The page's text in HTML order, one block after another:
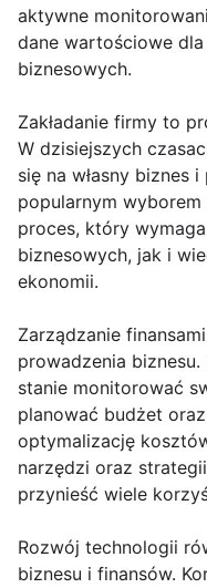
aktywne
dane wartościowe
biznesowych.
Zakładanie firmy to
W dzisiejszych
się na własny biznes
popularnym wyborem
proces, który
biznesowych, jak i
ekonomii.
Zarządzanie
prowadzenia
stanie monitorować
planować budżet
optymalizację
narzędzi oraz
przynieść wiele
Rozwój technologii
biznesu i finansów.